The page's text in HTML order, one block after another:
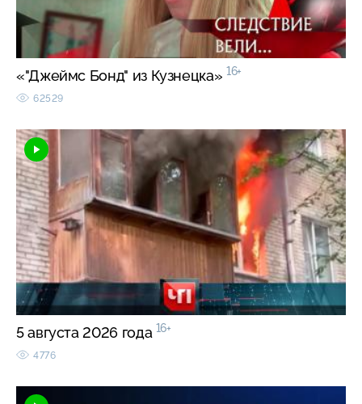
«"Джеймс Бонд" из Кузнецка» 16+
62529
5 августа 2026 года 16+
4776